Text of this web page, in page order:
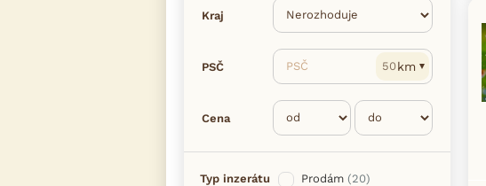
Kraj
PSČ PSČ km
Cena
Typ inzerátu Prodám (20)